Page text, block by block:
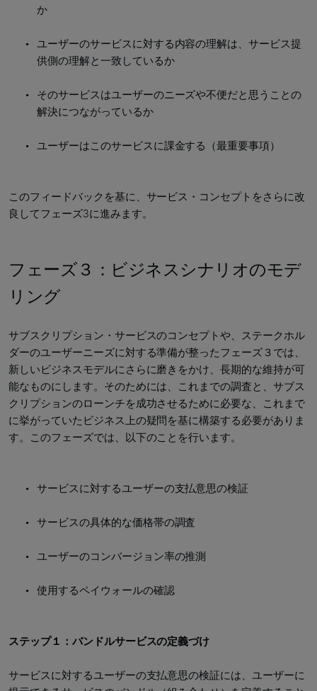
か
ユーザーのサービスに対する内容の理解は、サービス提
供側の理解と一致しているか
そのサービスはユーザーのニーズや不便だと思うことの
解決につながっているか
ユーザーはこのサービスに課金する（最重要事項）
このフィードバックを基に、サービス・コンセプトをさらに改
良してフェーズ3に進みます。
フェーズ３：ビジネスシナリオのモデ
リング
サブスクリプション・サービスのコンセプトや、ステークホル
ダーのユーザーニーズに対する準備が整ったフェーズ３では、
新しいビジネスモデルにさらに磨きをかけ、長期的な維持が可
能なものにします。そのためには、これまでの調査と、サブス
クリプションのローンチを成功させるために必要な、これまで
に挙がっていたビジネス上の疑問を基に構築する必要がありま
す。このフェーズでは、以下のことを行います。
サービスに対するユーザーの支払意思の検証
サービスの具体的な価格帯の調査
ユーザーのコンバージョン率の推測
使用するペイウォールの確認
ステップ１：バンドルサービスの定義づけ
サービスに対するユーザーの支払意思の検証には、ユーザーに